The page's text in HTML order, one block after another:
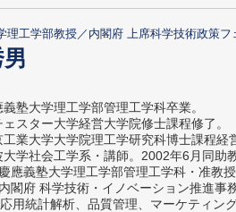
理工学部教授／内閣府 上席科学技術政策フ
塾大学理工学部管理工学科卒業。
スター大学経営大学院修士課程修了。
業大学大学院理工学研究科博士課程経
学社会工学系・講師。2002年6月同助教
應義塾大学理工学部管理工学科・准教
閣府 科学技術・イノベーション推進事
用統計解析、品質管理、マーケティング